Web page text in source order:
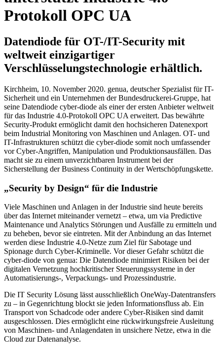
Protokoll OPC UA
Datendiode für OT-/IT-Security mit
weltweit einzigartiger
Verschlüsselungstechnologie erhältlich.
Kirchheim, 10. November 2020. genua, deutscher Spezialist für IT-
Sicherheit und ein Unternehmen der Bundesdruckerei-Gruppe, hat
seine Datendiode cyber-diode als einer der ersten Anbieter weltweit
für das Industrie 4.0-Protokoll OPC UA erweitert. Das bewährte
Security-Produkt ermöglicht damit den hochsicheren Datenexport
beim Industrial Monitoring von Maschinen und Anlagen. OT- und
IT-Infrastrukturen schützt die cyber-diode somit noch umfassender
vor Cyber-Angriffen, Manipulation und Produktionsausfällen. Das
macht sie zu einem unverzichtbaren Instrument bei der
Sicherstellung der Business Continuity in der Wertschöpfungskette.
„Security by Design“ für die Industrie
Viele Maschinen und Anlagen in der Industrie sind heute bereits
über das Internet miteinander vernetzt – etwa, um via Predictive
Maintenance und Analytics Störungen und Ausfälle zu ermitteln und
zu beheben, bevor sie eintreten. Mit der Anbindung an das Internet
werden diese Industrie 4.0-Netze zum Ziel für Sabotage und
Spionage durch Cyber-Kriminelle. Vor dieser Gefahr schützt die
cyber-diode von genua: Die Datendiode minimiert Risiken bei der
digitalen Vernetzung hochkritischer Steuerungssysteme in der
Automatisierungs-, Verpackungs- und Prozessindustrie.
Die IT Security Lösung lässt ausschließlich OneWay-Datentransfers
zu – in Gegenrichtung blockt sie jeden Informationsfluss ab. Ein
Transport von Schadcode oder andere Cyber-Risiken sind damit
ausgeschlossen. Dies ermöglicht eine rückwirkungsfreie Ausleitung
von Maschinen- und Anlagendaten in unsichere Netze, etwa in die
Cloud zur Datenanalyse.